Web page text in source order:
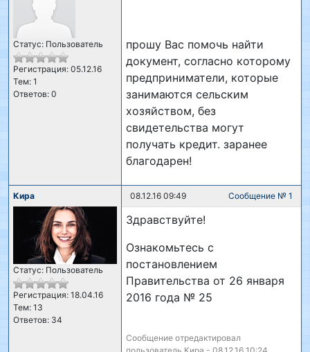
Статус: Пользователь
Регистрация: 05.12.16
Тем: 1
Ответов: 0
прошу Вас помочь найти
документ, согласно которому
предприниматели, которые
занимаются сельским
хозяйством, без
свидетельства могут
получать кредит. заранее
благодарен!
Кира
Статус: Пользователь
Регистрация: 18.04.16
Тем: 13
Ответов: 34
08.12.16 09:49 Сообщение № 1
Здравствуйте!
Ознакомьтесь с
постановлением
Правительства от 26 января
2016 года № 25
Сообщение отредактировал